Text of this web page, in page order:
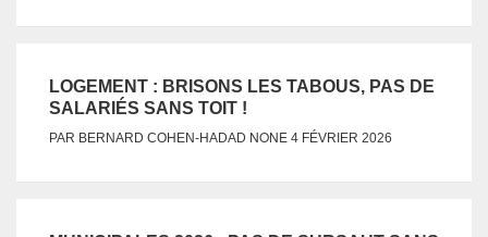
LOGEMENT : BRISONS LES TABOUS, PAS DE
SALARIÉS SANS TOIT !
PAR BERNARD COHEN-HADAD NONE 4 FÉVRIER 2026